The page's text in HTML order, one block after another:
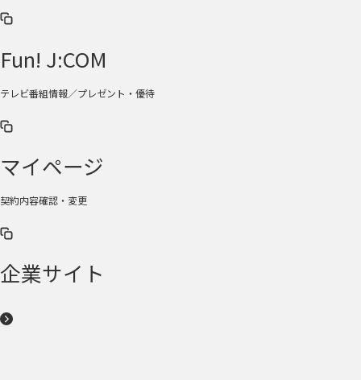
Fun! J:COM
テレビ番組情報／プレゼント・優待
マイページ
契約内容確認・変更
企業サイト